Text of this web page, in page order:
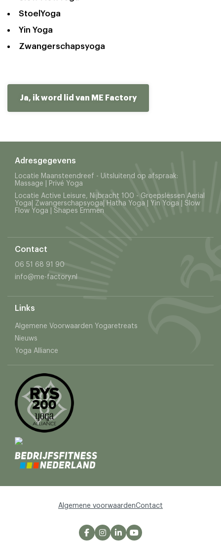
StoelYoga
Yin Yoga
Zwangerschapsyoga
Ja, ikword lid van ME Factory
Adresgegevens
Locatie Maansteendreef - Uitsluitend op afspraak:
Massage | Privé Yoga
Locatie Active Leisure, Nijbracht 100 - Groepslessen Aerial
Yoga| Zwangerschapsyoga| Hatha Yoga | Yin Yoga | Slow
Flow Yoga | Shapes Emmen
Contact
06 51 68 91 90
info@me-factory.nl
Links
Algemene Voorwaarden Yogaretreats
Nieuws
Yoga Alliance
Algemene voorwaardenContact